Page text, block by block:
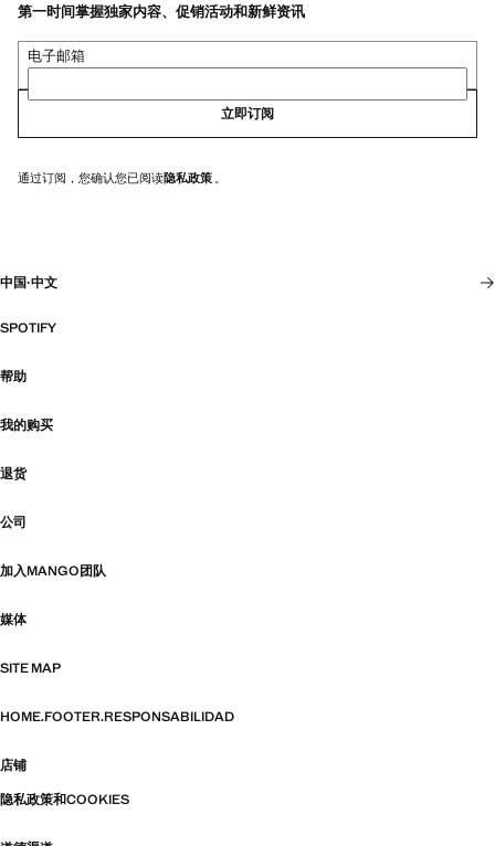
第一时间掌握独家内容、促销活动和新鲜资讯
电子邮箱
立即订阅
通过订阅，您确认您已阅读隐私政策
中国·中文
SPOTIFY
帮助
我的购买
退货
公司
加入MANGO团队
媒体
SITE MAP
HOME.FOOTER.RESPONSABILIDAD
店铺
隐私政策和COOKIES